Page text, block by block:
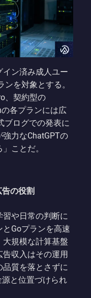
イン済み成人ユー
を対象とする。
、契約型の
各プランには広
ブログでの発表に
力なChatGPTの
ことだ。
の役割
習や日常の判断に
Goプランを高速
規模な計算基盤
告収入はその運用
質を落とさずに
と位置づけられ